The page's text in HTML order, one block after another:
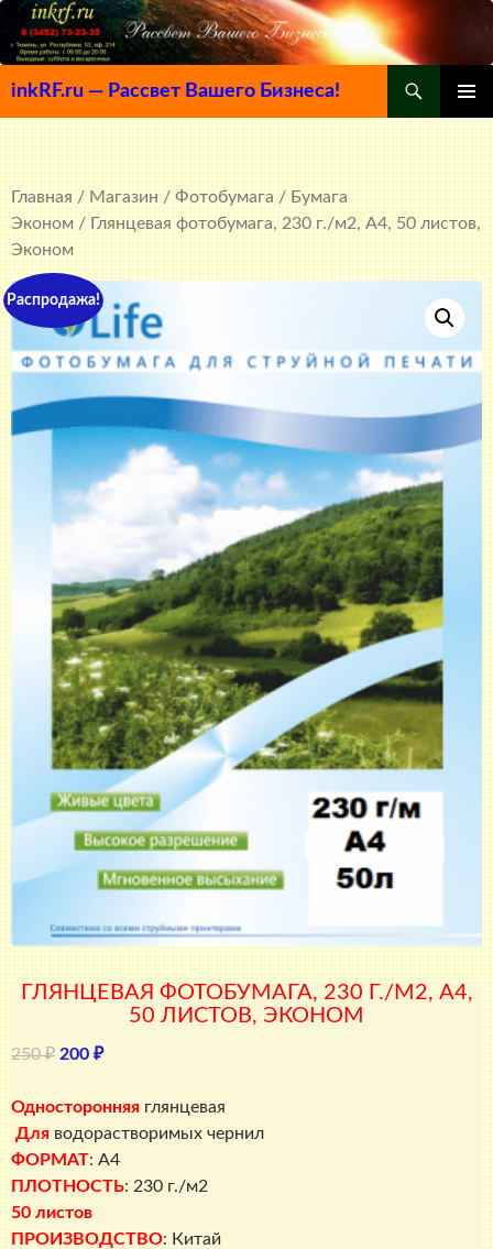
inkRF.ru — Рассвет Вашего Бизнеса!
МЕНЮ
К
СОДЕРЖИМОМУ
Главная/Магазин/Фотобумага/Бумага
Эконом/ Глянцевая фотобумага, 230 г./м2, A4, 50 листов,
Эконом
Распродажа!
ГЛЯНЦЕВАЯ ФОТОБУМАГА, 230 Г./М2, A4,
50 ЛИСТОВ, ЭКОНОМ
250₽ Первоначальная
составляла
250 ₽.
200 ₽Текущая
200 ₽.
Односторонняя глянцевая
Для водорастворимых чернил
ФОРМАТ: A4
ПЛОТНОСТЬ: 230 г./м2
50 листов
ПРОИЗВОДСТВО: Китай